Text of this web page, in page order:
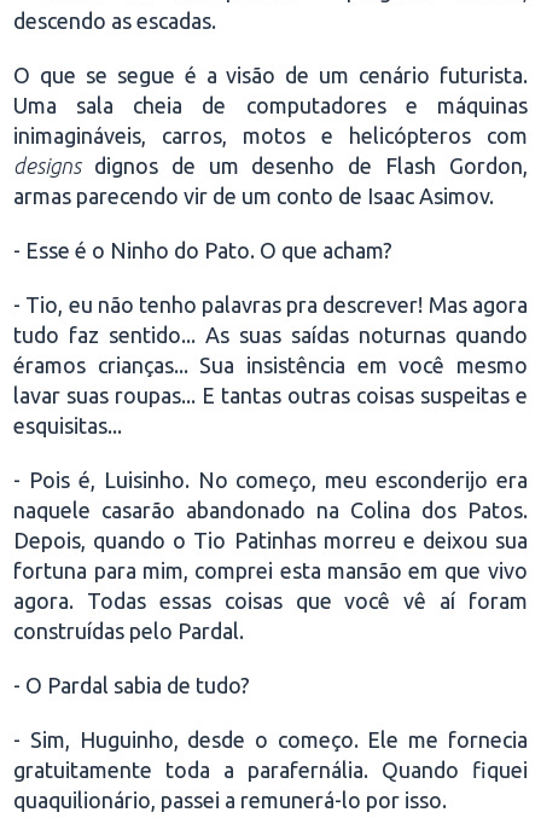
descendo as escadas.
O que se segue é a visão de um cenário futurista.
Uma sala cheia de computadores e máquinas
inimagináveis, carros, motos e helicópteros com
designsdignos de um desenho de Flash Gordon,
armas parecendo vir de um conto de Isaac Asimov.
- Esse é o Ninho do Pato. O que acham?
- Tio, eu não tenho palavras pra descrever! Mas agora
tudo faz sentido... As suas saídas noturnas quando
éramos crianças... Sua insistência em você mesmo
lavar suas roupas... E tantas outras coisas suspeitas e
esquisitas...
- Pois é, Luisinho. No começo, meu esconderijo era
naquele casarão abandonado na Colina dos Patos.
Depois, quando o Tio Patinhas morreu e deixou sua
fortuna para mim, comprei esta mansão em que vivo
agora. Todas essas coisas que você vê aí foram
construídas pelo Pardal.
- O Pardal sabia de tudo?
- Sim, Huguinho, desde o começo. Ele me fornecia
gratuitamente toda a parafernália. Quando fiquei
quaquilionário, passei a remunerá-lo por isso.